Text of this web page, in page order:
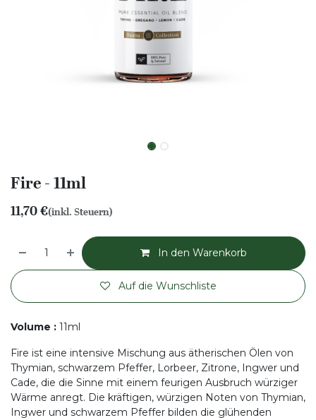
Fire - 11ml
11,70€(inkl. Steuern)
In den Warenkorb
Auf die Wunschliste
Volume : 11ml
Fire ist eine intensive Mischung aus ätherischen Ölen von
Thymian, schwarzem Pfeffer, Lorbeer, Zitrone, Ingwer und
Cade, die die Sinne mit einem feurigen Ausbruch würziger
Wärme anregt. Die kräftigen, würzigen Noten von Thymian,
Ingwer und schwarzem Pfeffer bilden die glühenden